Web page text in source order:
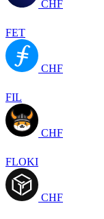
CHF
FET
CHF
FIL
CHF
FLOKI
CHF